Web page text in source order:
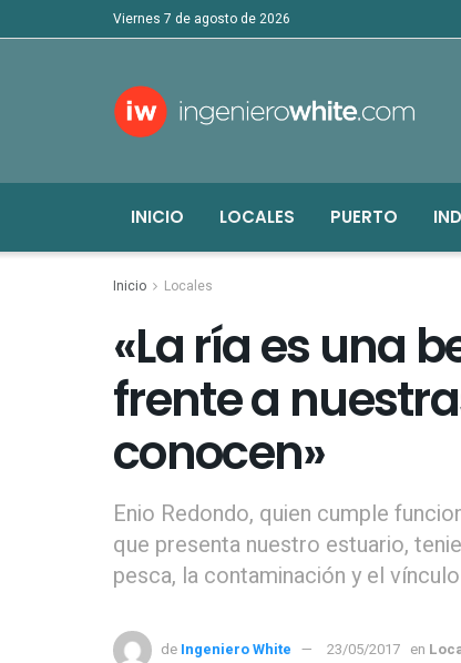
viernes 7 de agosto de 2026
INICIO LOCALES PUERTO
Inicio Locales
«La ría es una
frente a
conocen»
Enio Redondo, quien cumple
que presenta nuestro estuario,
pesca, la contaminación y el
de Ingeniero White 23/05/2017 en